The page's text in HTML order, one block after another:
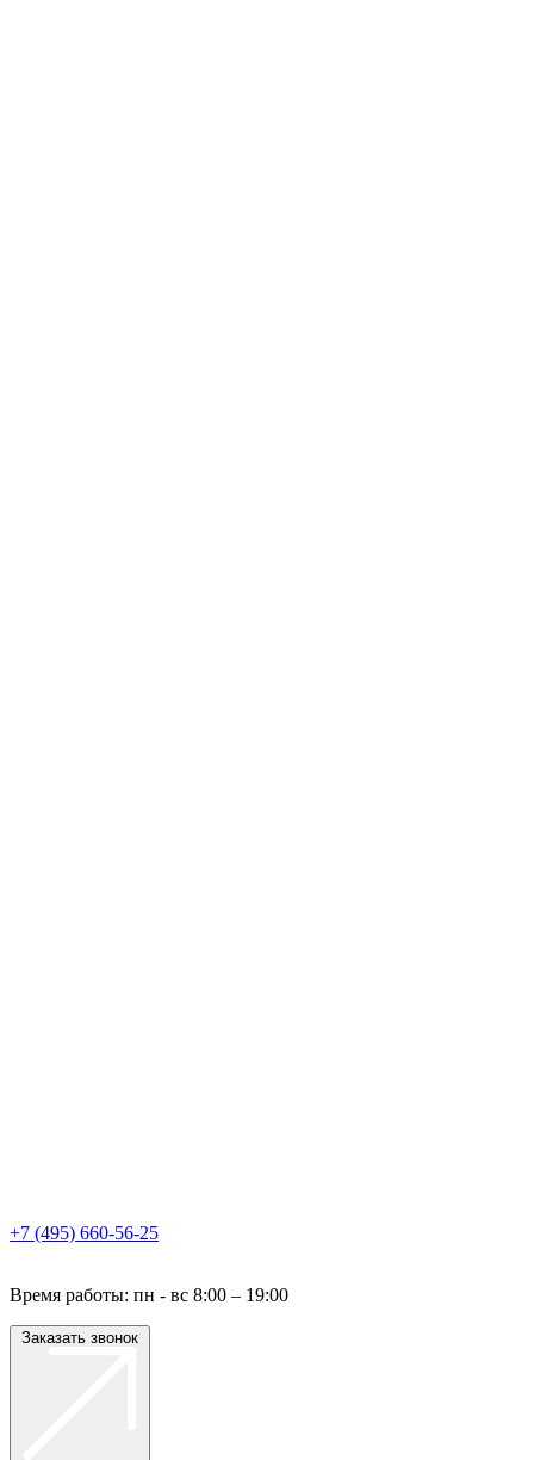
+7 (495) 660-56-25
Время работы: пн - вс 8:00 – 19:00
Заказать звонок